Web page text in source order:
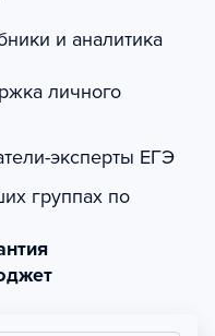
и аналитика
личного
эксперты ЕГЭ
группах по